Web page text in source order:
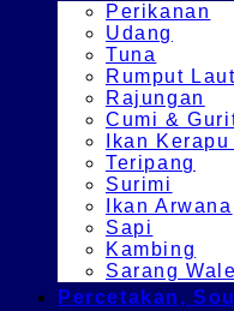
Perikanan
Udang
Tuna
Rumput Laut
Rajungan
Cumi &
Ikan
Teripang
Surimi
Ikan Arwana
Sapi
Kambing
Sarang
Percetakan,